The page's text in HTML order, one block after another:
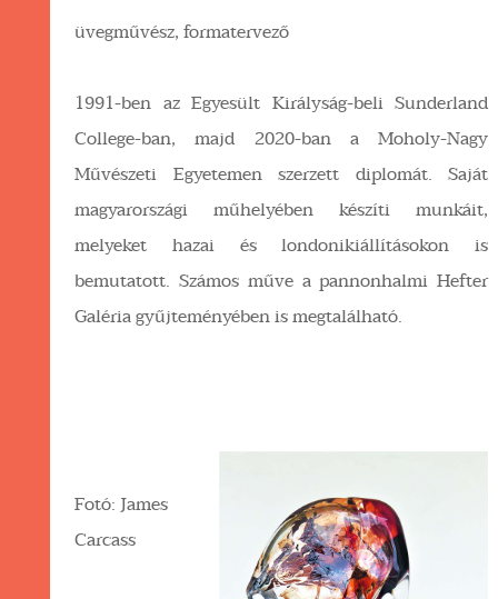
üvegművész, formatervező
1991-ben az Egyesült Királyság-beli Sunderland
College-ban, majd 2020-ban a Moholy-Nagy
Művészeti Egyetemen szerzett diplomát. Saját
magyarországi műhelyében készíti munkáit,
melyeket hazai és londonikiállításokon is
bemutatott. Számos műve a pannonhalmi Hefter
Galéria gyűjteményében is megtalálható.
Fotó: James
Carcass